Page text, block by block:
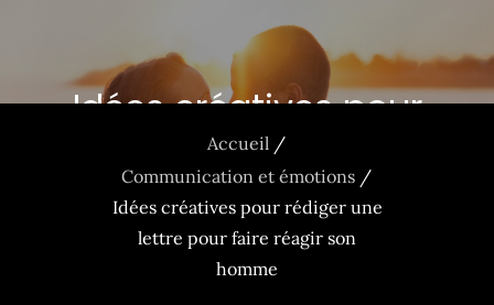
Idées créatives pour
rédiger une lettre pour
faire réagir son homme
Accueil
Communication et émotions
Idées créatives pour rédiger une
lettre pour faire réagir son
homme